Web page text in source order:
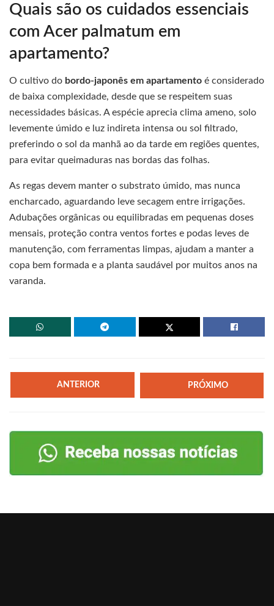
Quais são os cuidados essenciais
com Acer palmatum em
apartamento?
O cultivo do bordo-japonês em apartamento é considerado
de baixa complexidade, desde que se respeitem suas
necessidades básicas. A espécie aprecia clima ameno, solo
levemente úmido e luz indireta intensa ou sol filtrado,
preferindo o sol da manhã ao da tarde em regiões quentes,
para evitar queimaduras nas bordas das folhas.
As regas devem manter o substrato úmido, mas nunca
encharcado, aguardando leve secagem entre irrigações.
Adubações orgânicas ou equilibradas em pequenas doses
mensais, proteção contra ventos fortes e podas leves de
manutenção, com ferramentas limpas, ajudam a manter a
copa bem formada e a planta saudável por muitos anos na
varanda.
ANTERIOR PRÓXIMO